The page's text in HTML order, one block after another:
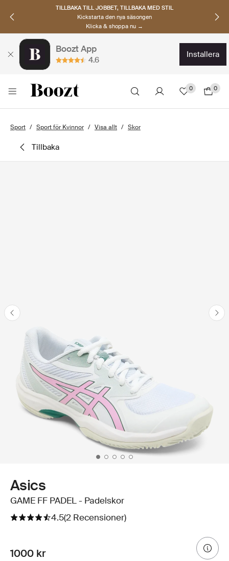
TILLBAKA TILL JOBBET, TILLBAKA MED STIL
Kickstarta den nya säsongen
Klicka & shoppa nu →
Boozt App
4.6
installera
0 0
Sport Sport för Kvinnor Visa allt Skor
tillbaka
Asics
GAME FF PADEL - Padelskor
4.5(2 Recensioner)
1000 kr